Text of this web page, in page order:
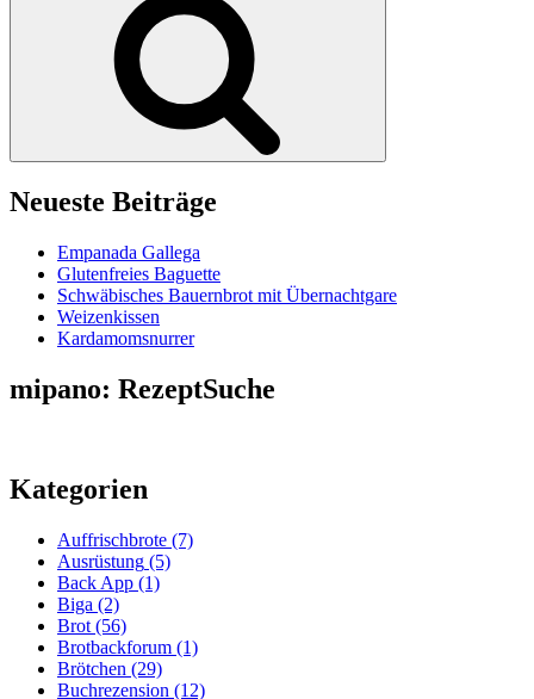
Neueste Beiträge
Empanada Gallega
Glutenfreies Baguette
Schwäbisches Bauernbrot mit Übernachtgare
Weizenkissen
Kardamomsnurrer
mipano: RezeptSuche
Kategorien
Auffrischbrote (7)
Ausrüstung (5)
Back App (1)
Biga (2)
Brot (56)
Brotbackforum (1)
Brötchen (29)
Buchrezension (12)